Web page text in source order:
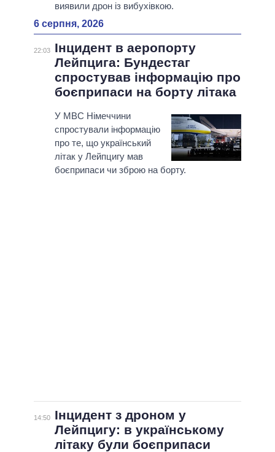
виявили дрон із вибухівкою.
6 серпня, 2026
22:03
Інцидент в аеропорту
Лейпцига: Бундестаг
спростував інформацію про
боєприпаси на борту літака
У МВС Німеччини
спростували інформацію
про те, що український
літак у Лейпцигу мав
боєприпаси чи зброю на борту.
14:50
Інцидент з дроном у
Лейпцигу: в українському
літаку були боєприпаси